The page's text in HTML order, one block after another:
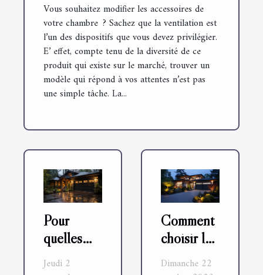
Vous souhaitez modifier les accessoires de
votre chambre ? Sachez que la ventilation est
l’un des dispositifs que vous devez privilégier.
E’ effet, compte tenu de la diversité de ce
produit qui existe sur le marché, trouver un
modèle qui répond à vos attentes n’est pas
une simple tâche. La...
Pour
quelles
raisons
Jeudi 2
Comment
choisir le
bon
Dimanche 22